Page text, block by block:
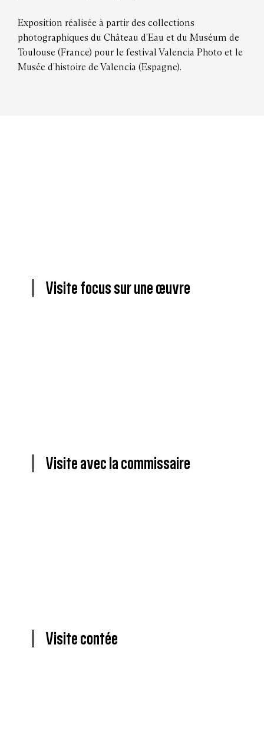
Exposition réalisée à partir des collections
photographiques du Château d’Eau et du Muséum de
Toulouse (France) pour le festival Valencia Photo et le
Musée d’histoire de Valencia (Espagne).
Visite focus sur une œuvre
Visite avec la commissaire
Visite contée